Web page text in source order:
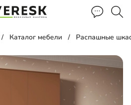
Каталог мебели Распашные